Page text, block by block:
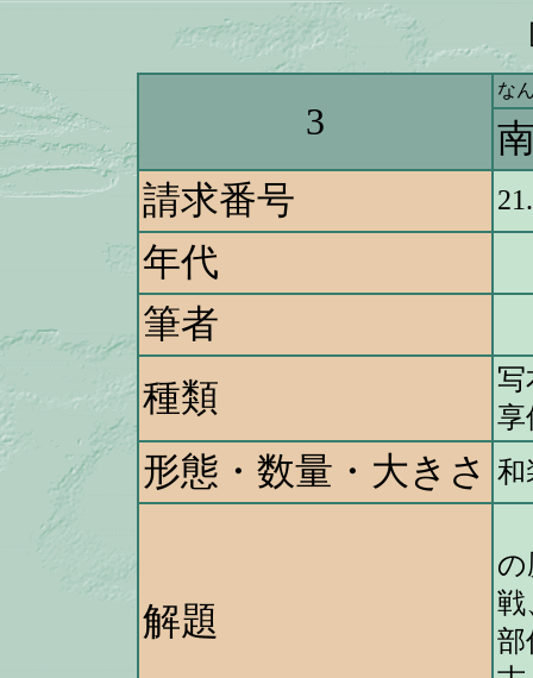
3
な
請求番号
年代
筆者
種類
写
享
形態・数量・大きさ
解題
戦
部